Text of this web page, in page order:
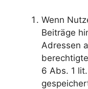
Wenn
Beiträge
Adressen
6 Abs. 1